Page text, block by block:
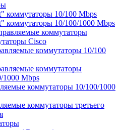
коммутаторы 10/100 Mbps
коммутаторы 10/100/1000 Mbps
коммутаторы
Cisco
коммутаторы 10/100
коммутаторы
1000 Mbps
коммутаторы 10/100/1000
коммутаторы третьего